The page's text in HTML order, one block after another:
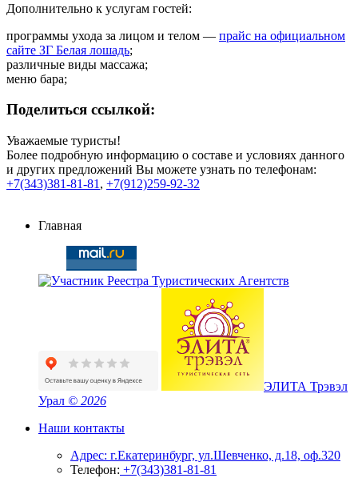
Дополнительно к услугам гостей:
программы ухода за лицом и телом — прайс на официальном
сайте ЗГ Белая лошадь;
различные виды массажа;
меню бара;
Поделиться ссылкой:
Уважаемые туристы!
Более подробную информацию о составе и условиях данного
и других предложений Вы можете узнать по телефонам:
+7(343)381-81-81 , +7(912)259-92-32
Главная
ЭЛИТА Трэвэл
Урал © 2026
Наши контакты
Адрес: г.Екатеринбург, ул.Шевченко, д.18, оф.320
Телефон: +7(343)381-81-81